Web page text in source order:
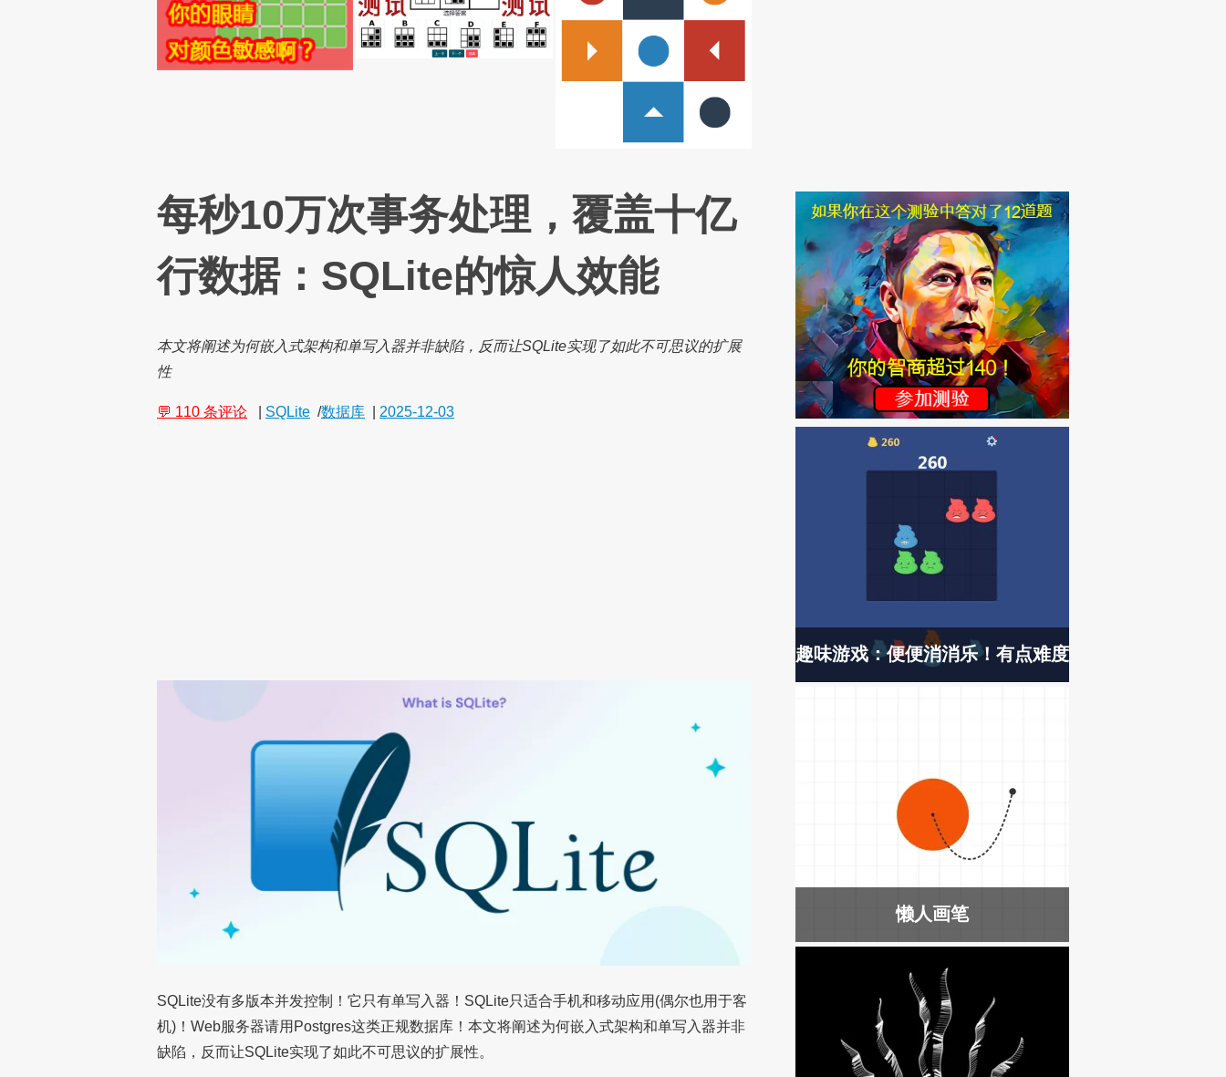
每秒10万次事务处理，覆盖十亿
行数据：SQLite的惊人效能
本文将阐述为何嵌入式架构和单写入器并非缺陷，反而让SQLite实现了如此不可思议的扩展
性
💬 110 条评论 SQLite /数据库 2025-12-03
SQLite没有多版本并发控制！它只有单写入器！SQLite只适合手机和移动应用(偶尔也用于客
机)！Web服务器请用Postgres这类正规数据库！本文将阐述为何嵌入式架构和单写入器并非
缺陷，反而让SQLite实现了如此不可思议的扩展性。
趣味游戏：便便消消乐！有点难度
懒人画笔